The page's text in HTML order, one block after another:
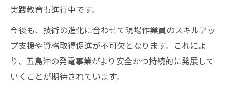
実践教育も進行中です。
今後も、技術の進化に合わせて現場作業員のスキルアッ
プ支援や資格取得促進が不可欠となります。これによ
り、五島沖の発電事業がより安全かつ持続的に発展して
いくことが期待されています。